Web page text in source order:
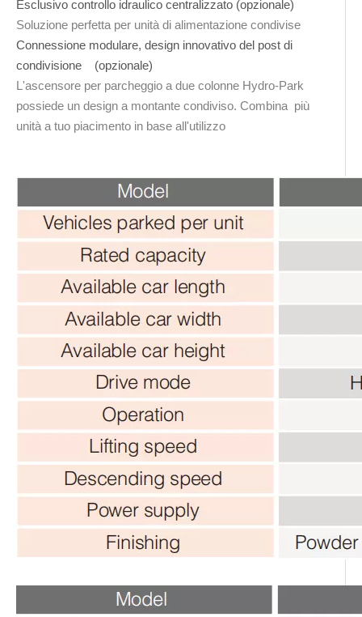
Esclusivo controllo idraulico centralizzato (opzionale)
Soluzione perfetta per unità di alimentazione condivise
Connessione modulare, design innovativo del post di
condivisione (opzionale)
L'ascensore per parcheggio a due colonne Hydro-Park
possiede un design a montante condiviso. Combina più
unità a tuo piacimento in base all'utilizzo